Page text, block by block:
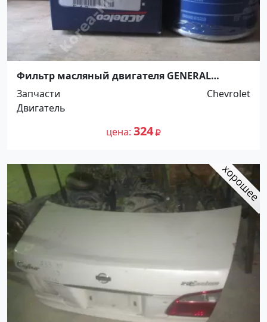
Фильтр масляный двигателя GENERAL
MOTORS(Aveo/Captiva/Epica/Lanos/Lacetti/Espe
ro/Nexia), 96458873 Краснодар
Запчасти
Chevrolet
Двигатель
цена 324